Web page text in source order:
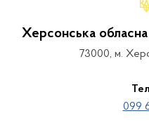
Херсонська обласна
73000, м.
099